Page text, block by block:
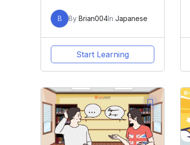
B By Brian004In Japanese
Start Learning